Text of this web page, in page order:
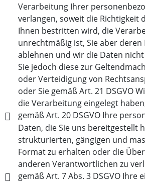
Verarbeitung Ihrer
verlangen, soweit die Richtigkeit
Ihnen bestritten wird, die
unrechtmäßig ist, Sie aber deren
ablehnen und wir die Daten
Sie jedoch diese zur
oder Verteidigung von
oder Sie gemäß Art. 21 DSGVO
die Verarbeitung eingelegt
gemäß Art. 20 DSGVO Ihre
Daten, die Sie uns bereitgestellt
strukturierten, gängigen und
Format zu erhalten oder die
anderen Verantwortlichen zu
gemäß Art. 7 Abs. 3 DSGVO Ihre